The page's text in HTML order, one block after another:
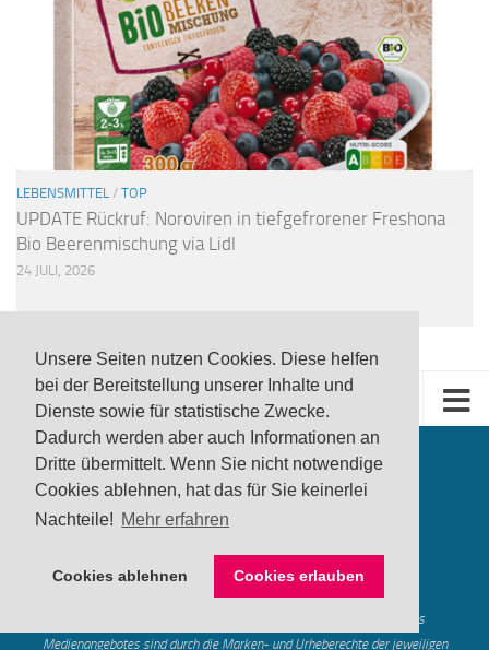
Unsere Seiten nutzen Cookies. Diese helfen
bei der Bereitstellung unserer Inhalte und
Dienste sowie für statistische Zwecke.
Dadurch werden aber auch Informationen an
Dritte übermittelt. Wenn Sie nicht notwendige
Cookies ablehnen, hat das für Sie keinerlei
Nachteile! Mehr erfahren
Cookies ablehnen Cookies erlauben
LEBENSMITTEL / TOP
UPDATE Rückruf: Noroviren in tiefgefrorener Freshona
Bio Beerenmischung via Lidl
24 JULI, 2026
produktwarnung.eu- 2007-2026
Alle genannten Marken, Warenzeichen und Logos innerhalb dieses
Medienangebotes sind durch die Marken- und Urheberechte der jeweiligen